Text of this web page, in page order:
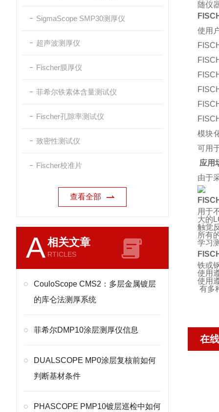
SigmaScope SMP30测厚仪
超声波测厚仪
Fischer膜厚仪
菲希尔铁素体含量测试仪
Fischer孔隙率测试仪
致密性测试仪
Fischer校准片
查看全部
A相关文章
RTICLES
CouloScope CMS2：多层金属镀层
的库仑法测厚系统
菲希尔DMP10涂层测厚仪信息
DUALSCOPE MP0涂层复核前如何
判断基材条件
PHASCOPE PMP10镀层巡检中如何
随仪
使用
模块
可用
应用
由于
用于
大的
触觉
所有
学习
铁或
使用
使用
有多
在